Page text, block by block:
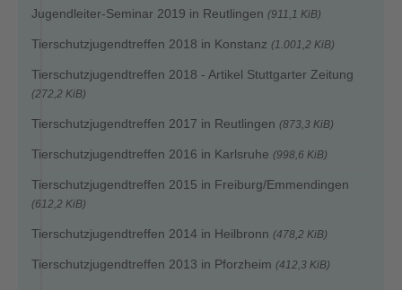
Jugendleiter-Seminar 2019 in Reutlingen (911,1 KiB)
Tierschutzjugendtreffen 2018 in Konstanz (1.001,2 KiB)
Tierschutzjugendtreffen 2018 - Artikel Stuttgarter Zeitung
(272,2 KiB)
Tierschutzjugendtreffen 2017 in Reutlingen (873,3 KiB)
Tierschutzjugendtreffen 2016 in Karlsruhe (998,6 KiB)
Tierschutzjugendtreffen 2015 in Freiburg/Emmendingen
(612,2 KiB)
Tierschutzjugendtreffen 2014 in Heilbronn (478,2 KiB)
Tierschutzjugendtreffen 2013 in Pforzheim (412,3 KiB)